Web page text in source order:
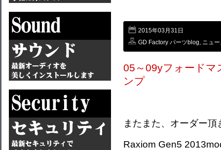
2015年03月31日
GD Factory パーツblog, ニュ
05～09yフォードマ
ンプ
またまた、オーダー頂
Raxiom Gen5